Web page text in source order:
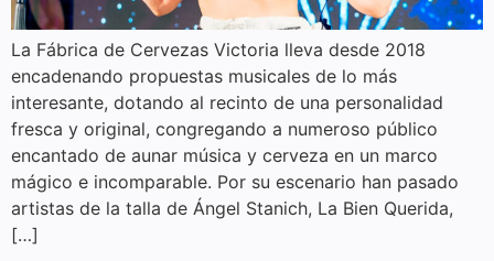
La Fábrica de Cervezas Victoria lleva desde 2018
encadenando propuestas musicales de lo más
interesante, dotando al recinto de una personalidad
fresca y original, congregando a numeroso público
encantado de aunar música y cerveza en un marco
mágico e incomparable. Por su escenario han pasado
artistas de la talla de Ángel Stanich, La Bien Querida,
[…]